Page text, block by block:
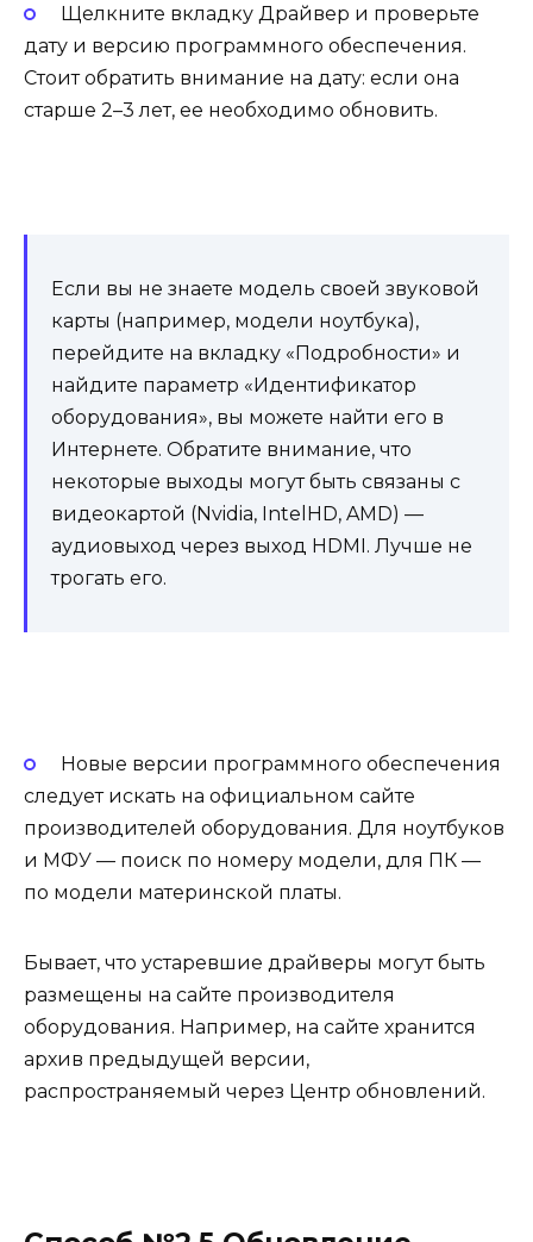
Щелкните вкладку Драйвер и проверьте
дату и версию программного обеспечения.
Стоит обратить внимание на дату: если она
старше 2–3 лет, ее необходимо обновить.
Если вы не знаете модель своей звуковой
карты (например, модели ноутбука),
перейдите на вкладку «Подробности» и
найдите параметр «Идентификатор
оборудования», вы можете найти его в
Интернете. Обратите внимание, что
некоторые выходы могут быть связаны с
видеокартой (Nvidia, IntelHD, AMD) —
аудиовыход через выход HDMI. Лучше не
трогать его.
Новые версии программного обеспечения
следует искать на официальном сайте
производителей оборудования. Для ноутбуков
и МФУ — поиск по номеру модели, для ПК —
по модели материнской платы.
Бывает, что устаревшие драйверы могут быть
размещены на сайте производителя
оборудования. Например, на сайте хранится
архив предыдущей версии,
распространяемый через Центр обновлений.